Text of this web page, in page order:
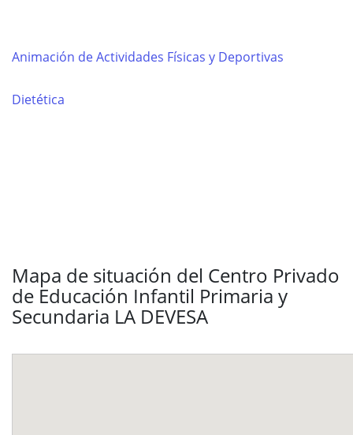
Animación de Actividades Físicas y Deportivas
Dietética
Mapa de situación del Centro Privado
de Educación Infantil Primaria y
Secundaria LA DEVESA